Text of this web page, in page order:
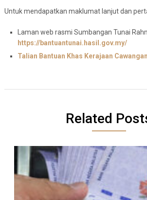
Untuk mendapatkan maklumat lanjut dan
Laman web rasmi Sumbangan Tunai
https://bantuantunai.hasil.gov.my/
Talian Bantuan Khas Kerajaan
Related